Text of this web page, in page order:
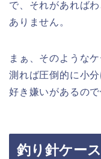
で、それがあれば
ありません。
まぁ、そのような
測れば圧倒的に小
好き嫌いがあるので
釣り針ケー